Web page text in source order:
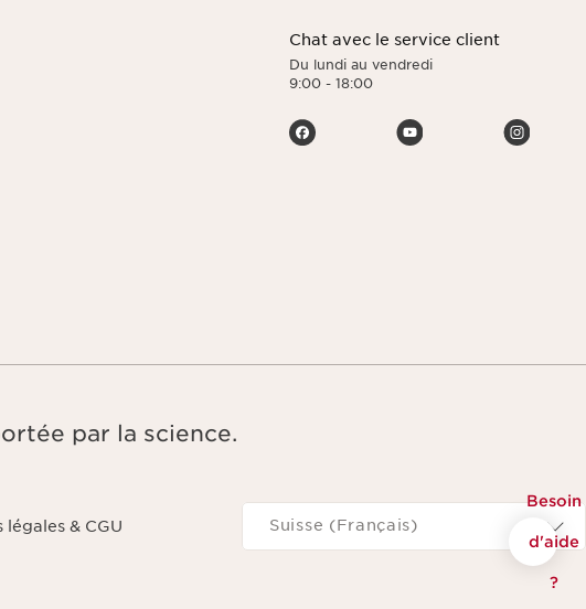
Besoin
d'aide
?
Chat avec le service client
Du lundi au vendredi
9:00 - 18:00
par la science.
légales & CGU
Naviguer vers
Suisse (Français)